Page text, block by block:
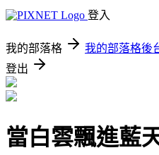
登入
我的部落格 我的部落格後
登出
當白雲飄進藍